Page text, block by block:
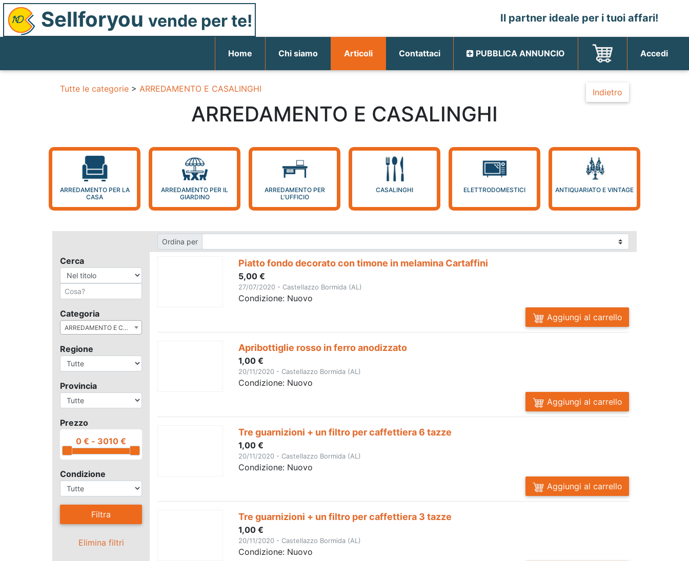
Sellforyou vende per te! Il partner ideale per i tuoi affari!
Home (current)Chi siamo Articoli Contattaci PUBBLICA ANNUNCIO Accedi
Tutte le categorie > ARREDAMENTO E CASALINGHI Indietro
ARREDAMENTO E CASALINGHI
ARREDAMENTO PER LA
CASA
ARREDAMENTO PER IL
GIARDINO
ARREDAMENTO PER
L'UFFICIO
CASALINGHI ELETTRODOMESTICI ANTIQUARIATO E VINTAGE
Ordina per
Cerca
Categoria
ARREDAMENTO E CASALINGHI
Regione
Provincia
Prezzo
Condizione
Filtra
Elimina filtri
Piatto fondo decorato con timone in melamina Cartaffini
5,00 €
27/07/2020 - Castellazzo Bormida (AL)
Condizione: Nuovo
Aggiungi al carrello
Apribottiglie rosso in ferro anodizzato
1,00 €
20/11/2020 - Castellazzo Bormida (AL)
Condizione: Nuovo
Aggiungi al carrello
Tre guarnizioni + un filtro per caffettiera 6 tazze
1,00 €
20/11/2020 - Castellazzo Bormida (AL)
Condizione: Nuovo
Aggiungi al carrello
Tre guarnizioni + un filtro per caffettiera 3 tazze
1,00 €
20/11/2020 - Castellazzo Bormida (AL)
Condizione: Nuovo